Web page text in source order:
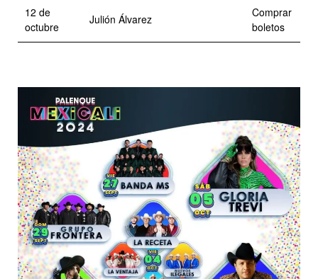
12 de
octubre
Julión Álvarez
Comprar
boletos